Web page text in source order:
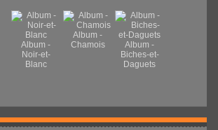
Album -
Noir-et-
Blanc
Album -
Chamois
Album -
Biches-et-
Daguets